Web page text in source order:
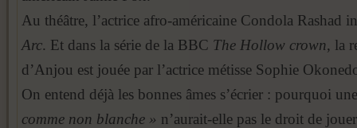
Au théâtre, l’actrice afro-américaine Condola Rashad
Arc. Et dans la série de la BBC The Hollow crown, la
d’Anjou est jouée par l’actrice métisse Sophie
On entend déjà les bonnes âmes s’écrier : pourquoi
comme non blanche » n’aurait-elle pas le droit de